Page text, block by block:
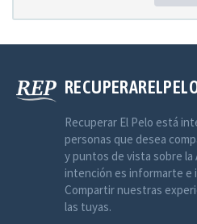
Recuperar El Pelo está
personas que desea
y puntos de vista sobre la
intención es informarte e
Compartir nuestras
las tuyas.